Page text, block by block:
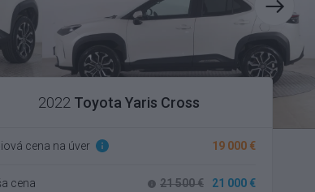
2022Toyota Yaris Cross
cena na úver 19 000 €
cena 21 500 € 21 000 €